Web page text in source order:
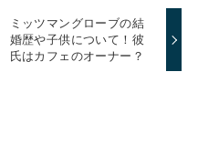
ミッツマングローブの結
婚歴や子供について！彼
氏はカフェのオーナー？